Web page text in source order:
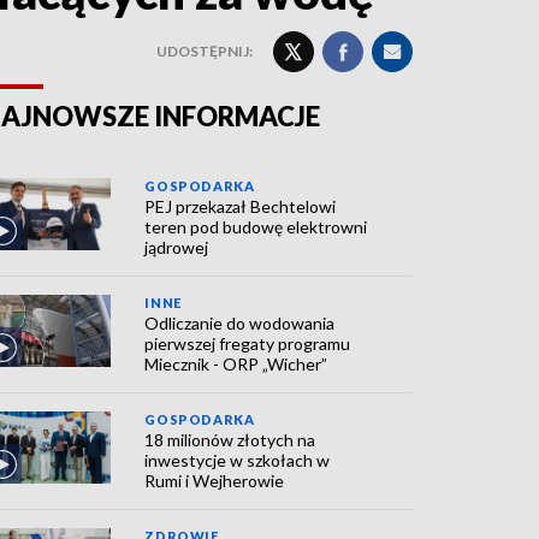
UDOSTĘPNIJ:
INFORMACJE
GOSPODARKA
PEJ przekazał Bechtelowi
teren pod budowę elektrowni
jądrowej
INNE
Odliczanie do wodowania
pierwszej fregaty programu
Miecznik - ORP „Wicher”
GOSPODARKA
18 milionów złotych na
inwestycje w szkołach w
Rumi i Wejherowie